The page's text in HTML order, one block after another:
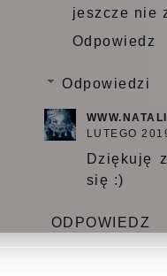
jeszcze nie
Odpowiedz
Odpowiedzi
LUTEGO
Dziękuję
się :)
ODPOWIEDZ